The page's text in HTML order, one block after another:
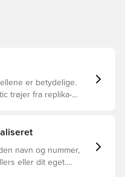
er betydelige.
trøjer fra replika-
navn og nummer,
eller dit eget.